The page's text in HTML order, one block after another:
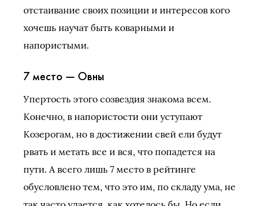
отстаивание своих позиции и интересов кого
хочешь научат быть коварными и
напористыми.
7 место — Овны
Упертость этого созвездия знакома всем.
Конечно, в напористости они уступают
Козерогам, но в достижении свей ели будут
рвать и метать все и вся, что попадется на
пути. А всего лишь 7 место в рейтинге
обусловлено тем, что это им, по складу ума, не